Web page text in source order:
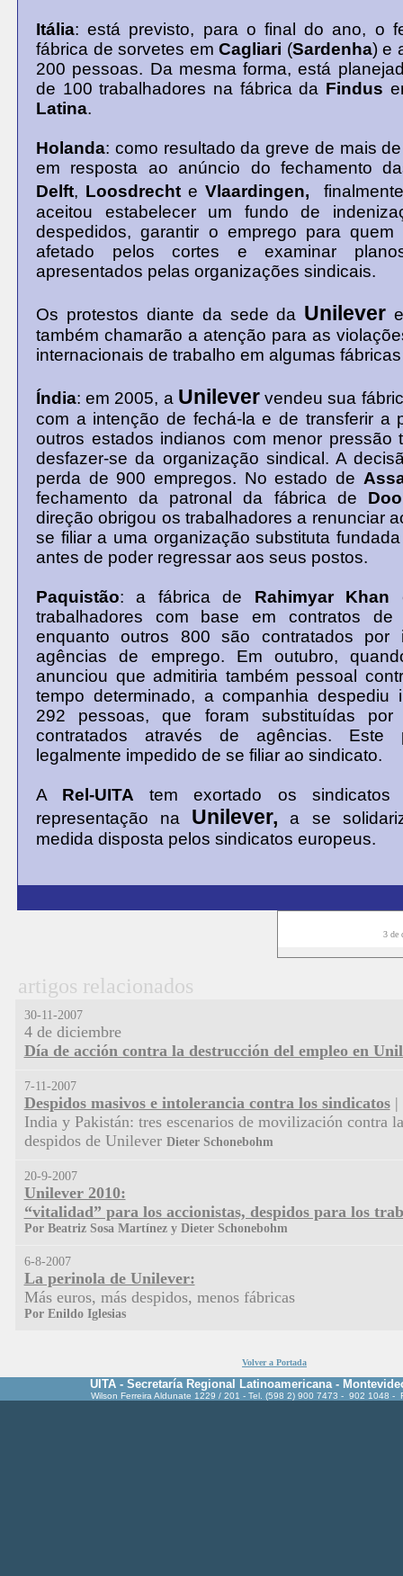
Itália: está previsto, para o final do ano, o
fábrica de sorvetes emCagliari (Sardenha) e
200 pessoas. Da mesma forma, está
de 100 trabalhadores na fábrica da Findus
Latina.
Holanda: como resultado da greve de mais
em resposta ao anúncio do fechamento
Delft, Loosdrecht e Vlaardingen,
aceitou estabelecer um fundo de
despedidos, garantir o emprego para
afetado pelos cortes e examinar
apresentados pelas organizações sindicais.
Os protestos diante da sede da Unilever
também chamarão a atenção para as
internacionais de trabalho em algumas
Índia: em 2005, a Unilevervendeu sua
com a intenção de fechá-la e de transferir a
outros estados indianos com menor pressão
desfazer-se da organização sindical. A
perda de 900 empregos. No estado de
fechamento da patronal da fábrica de
direção obrigou os trabalhadores a renunciar
se filiar a uma organização substituta
antes de poder regressar aos seus postos.
Paquistão: a fábrica de Rahimyar Khan
trabalhadores com base em contratos de
enquanto outros 800 são contratados por
agências de emprego. Em outubro,
anunciou que admitiria também pessoal
tempo determinado, a companhia despediu
292 pessoas, que foram substituídas por
contratados através de agências. Este
legalmente impedido de se filiar ao sindicato.
A Rel-UITA tem exortado os sindicatos
representação na Unilever, a se
medida disposta pelos sindicatos europeus.
3 de
artigos relacionados
30-11-2007
4 de diciembre
Día de acción contra la destrucción del empleo en
7-11-2007
Despidos masivos e intolerancia contra los sindicatos|
India y Pakistán: tres escenarios de movilización contra
despidos de Unilever Dieter Schonebohm
20-9-2007
Unilever 2010:
“vitalidad” para los accionistas, despidos para los
Por Beatriz Sosa Martínez y Dieter Schonebohm
6-8-2007
La perinola de Unilever:
Más euros, más despidos, menos fábricas
Por Enildo Iglesias
Volver a Portada
UITA - Secretaría Regional Latinoamericana -
Wilson Ferreira Aldunate 1229 / 201 - Tel. (598 2) 900 7473 - 902 1048 -